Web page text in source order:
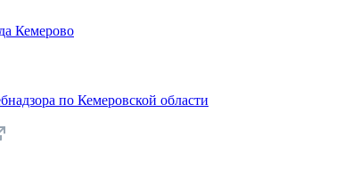
Кемерово
по Кемеровской области